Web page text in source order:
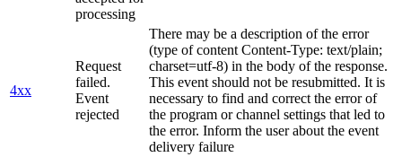
processing
4xx
Request
failed.
Event
rejected
There may be a description of the error
(type of content Content-Type: text/plain;
charset=utf-8) in the body of the response.
This event should not be resubmitted. It is
necessary to find and correct the error of
the program or channel settings that led to
the error. Inform the user about the event
delivery failure